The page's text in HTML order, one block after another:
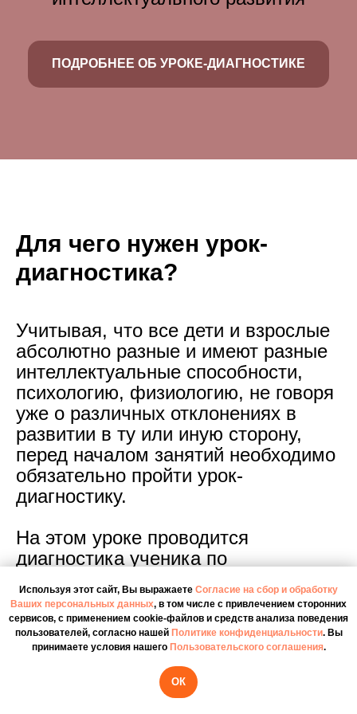
ПОДРОБНЕЕ ОБ УРОКЕ-ДИАГНОСТИКЕ
Для чего нужен урок-
диагностика?
Учитывая, что все дети и взрослые
абсолютно разные и имеют разные
интеллектуальные способности,
психологию, физиологию, не говоря
уже о различных отклонениях в
развитии в ту или иную сторону,
перед началом занятий необходимо
обязательно пройти урок-
диагностику.
На этом уроке проводится
диагностика ученика по
основным параметрам: памяти,
логике, мышлению, скорости
зрительного восприятия, речи.
На основании составленной
Федор Радищев,7 лет
7 слов в минуту
2 из 9
Логика
10 из 18
Мнемотехника
5 из 10
Вербальный
интеллект
В начале
минуту
34 из 36
Логика
25 из 25
Мнемотехника
20 из 20
Вербальный
интеллект
Используя этот сайт, Вы выражаете Согласие на сбор и обработку
Ваших персональных данных, в том числе с привлечением сторонних
сервисов, с применением cookie-файлов и средств анализа поведения
пользователей, согласно нашей Политике конфиденциальности. Вы
принимаете условия нашего Пользовательского соглашения.
ОК